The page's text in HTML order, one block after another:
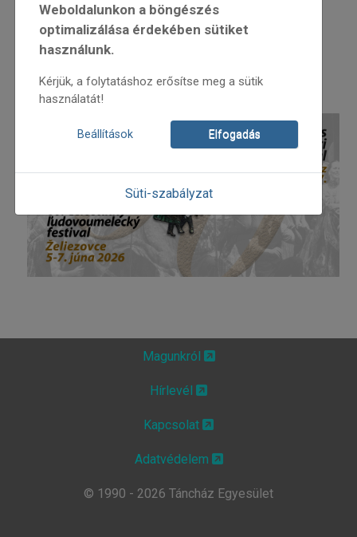
Részletes információ:
Weboldalunkon a böngészés
optimalizálása érdekében sütiket
használunk.
Kérjük, a folytatáshoz erősítse meg a sütik
használatát!
Beállítások Elfogadás
Süti-szabályzat
Magunkról
Hírlevél
Kapcsolat
Adatvédelem
© 1990 - 2026 Táncház Egyesület